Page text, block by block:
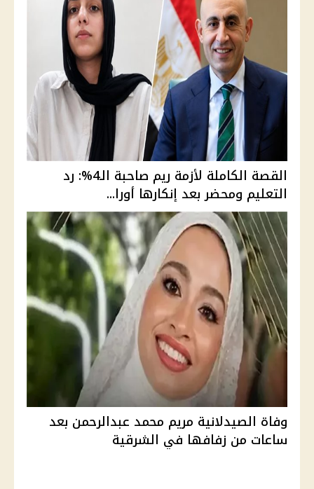
القصة الكاملة لأزمة ريم صاحبة الـ4%: رد
التعليم ومحضر بعد إنكارها أورا...
وفاة الصيدلانية مريم محمد عبدالرحمن بعد
ساعات من زفافها في الشرقية